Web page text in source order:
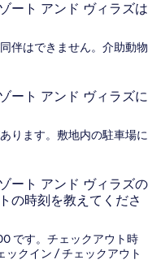
ート アンド ヴィラズは
伴はできません。介助動物
ート アンド ヴィラズに
ります。敷地内の駐車場に
ート アンド ヴィラズの
の時刻を教えてくださ
です。チェックアウト時
クイン / チェックアウト